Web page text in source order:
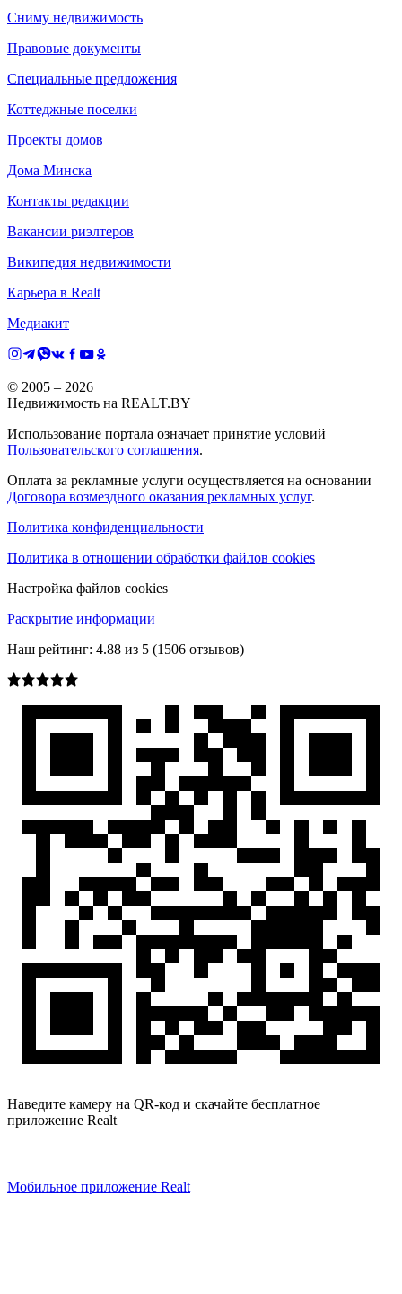
Сниму недвижимость
Правовые документы
Специальные предложения
Коттеджные поселки
Проекты домов
Дома Минска
Контакты редакции
Вакансии риэлтеров
Википедия недвижимости
Карьера в Realt
Медиакит
© 2005 – 2026
Недвижимость на REALT.BY
Использование портала означает принятие условий
Пользовательского соглашения.
Оплата за рекламные услуги осуществляется на основании
Договора возмездного оказания рекламных услуг.
Политика конфиденциальности
Политика в отношении обработки файлов cookies
Настройка файлов cookies
Раскрытие информации
Наш рейтинг: 4.88 из 5 (1506 отзывов)
Наведите камеру на QR-код и скачайте бесплатное
приложение Realt
Мобильное приложение Realt